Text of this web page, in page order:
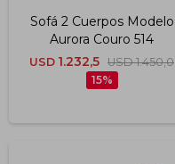
Sofá 2 Cuerpos Modelo
Aurora Couro 514
USD 1.232,5 USD 1.450,0
15